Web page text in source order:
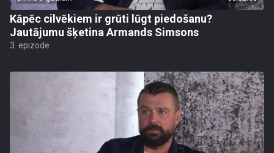
Kāpēc cilvēkiem ir grūti lūgt piedošanu?
Jautājumu šķetina Armands Simsons
3. epizode